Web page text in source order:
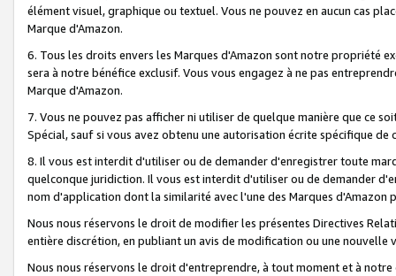
élément visuel, graphique ou textuel. Vous ne pouvez en aucun cas
Marque d'Amazon.
6. Tous les droits envers les Marques d'Amazon sont notre propriété
sera à notre bénéfice exclusif. Vous vous engagez à ne pas
Marque d'Amazon.
7. Vous ne pouvez pas afficher ni utiliser de quelque manière que ce
Spécial, sauf si vous avez obtenu une autorisation écrite spécifique de
8. Il vous est interdit d'utiliser ou de demander d'enregistrer toute
quelconque juridiction. Il vous est interdit d'utiliser ou de demander
nom d'application dont la similarité avec l'une des Marques
Nous nous réservons le droit de modifier les présentes Directives
entière discrétion, en publiant un avis de modification ou une nouvelle
Nous nous réservons le droit d'entreprendre, à tout moment et à